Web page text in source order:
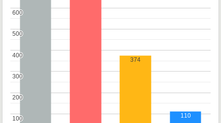
100
100
200
200
300
300
400
400
500
500
600
600
374
110